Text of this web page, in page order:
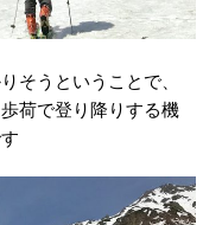
そうということで、
荷で登り降りする機